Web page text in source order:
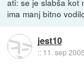
ima manj bitno
jest10
:: 11. sep